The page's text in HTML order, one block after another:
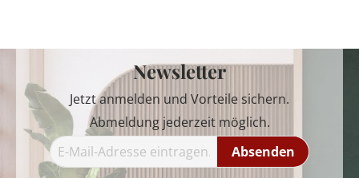
Newsletter
Jetzt anmelden und Vorteile sichern.
Abmeldung jederzeit möglich.
Absenden